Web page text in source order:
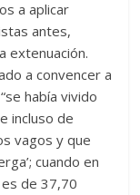
a aplicar
antes,
extenuación.
a convencer a
había vivido
incluso de
vagos y que
cuando en
de 37,70